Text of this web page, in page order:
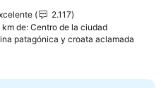
2.117
km de: Centro de la ciudad
patagónica y croata aclamada